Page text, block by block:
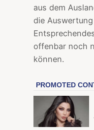
aus dem
die
offenbar noch
können.